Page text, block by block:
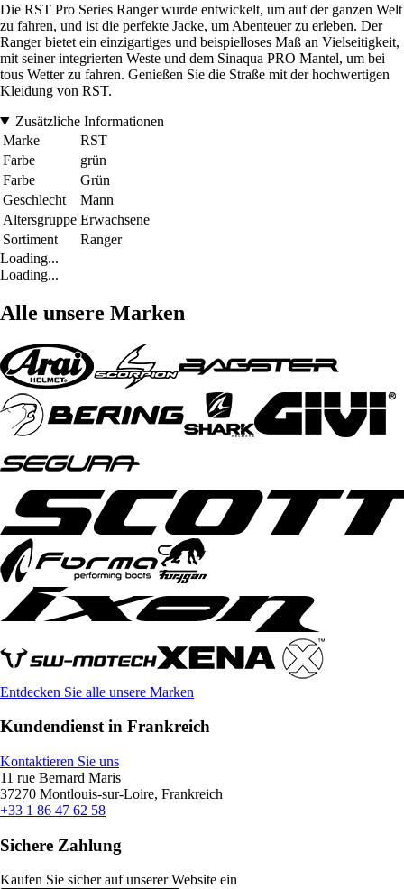
Die RST Pro Series Ranger wurde entwickelt, um auf der ganzen Welt
zu fahren, und ist die perfekte Jacke, um Abenteuer zu erleben. Der
Ranger bietet ein einzigartiges und beispielloses Maß an Vielseitigkeit,
mit seiner integrierten Weste und dem Sinaqua PRO Mantel, um bei
tous Wetter zu fahren. Genießen Sie die Straße mit der hochwertigen
Kleidung von RST.
Zusätzliche Informationen
Marke
RST
Farbe
grün
Farbe
Grün
Geschlecht
Mann
Altersgruppe Erwachsene
Sortiment
Ranger
Loading...
Loading...
Alle unsere Marken
Entdecken Sie alle unsere Marken
Kundendienst in Frankreich
Kontaktieren Sie uns
11 rue Bernard Maris
37270 Montlouis-sur-Loire, Frankreich
+33 1 86 47 62 58
Sichere Zahlung
Kaufen Sie sicher auf unserer Website ein